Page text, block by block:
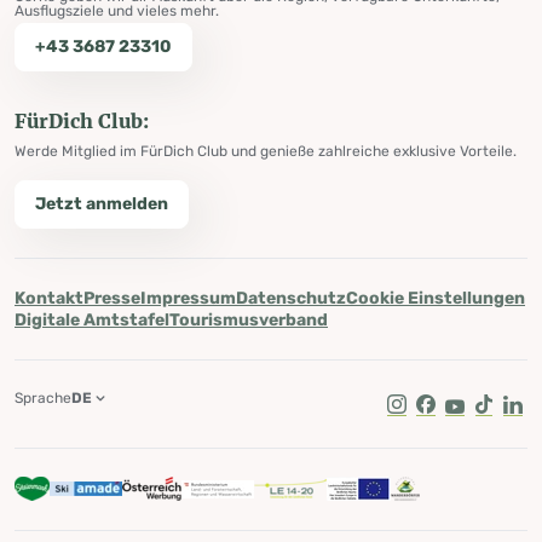
Ausflugsziele und vieles mehr.
+43 3687 23310
FürDich Club:
Werde Mitglied im FürDich Club und genieße zahlreiche exklusive Vorteile.
Jetzt anmelden
KontaktPresseImpressumDatenschutzCookie Einstellungen
Digitale AmtstafelTourismusverband
Instagram
Facebook
Youtube
Tik Tok
SpracheDE